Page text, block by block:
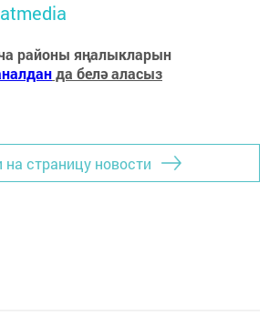
районы яңалыкларын
да белә аласыз
на страницу новости